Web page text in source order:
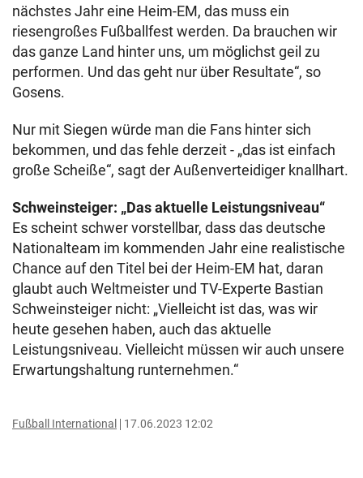
nächstes Jahr eine Heim-EM, das muss ein
riesengroßes Fußballfest werden. Da brauchen wir
das ganze Land hinter uns, um möglichst geil zu
performen. Und das geht nur über Resultate“, so
Gosens.
Nur mit Siegen würde man die Fans hinter sich
bekommen, und das fehle derzeit - „das ist einfach
große Scheiße“, sagt der Außenverteidiger knallhart.
Schweinsteiger: „Das aktuelle Leistungsniveau“
Es scheint schwer vorstellbar, dass das deutsche
Nationalteam im kommenden Jahr eine realistische
Chance auf den Titel bei der Heim-EM hat, daran
glaubt auch Weltmeister und TV-Experte Bastian
Schweinsteiger nicht: „Vielleicht ist das, was wir
heute gesehen haben, auch das aktuelle
Leistungsniveau. Vielleicht müssen wir auch unsere
Erwartungshaltung runternehmen.“
Fußball International 17.06.2023 12:02